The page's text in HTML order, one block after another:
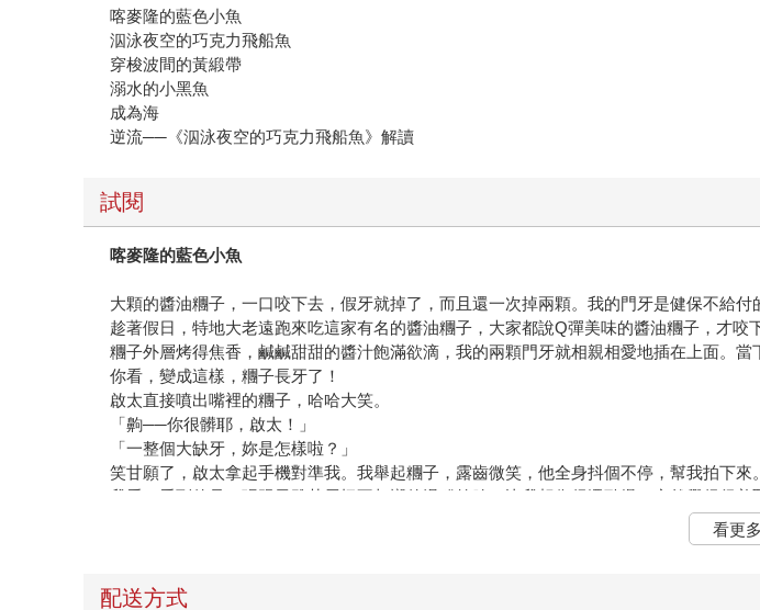
喀麥隆的藍色小魚
泅泳夜空的巧克力飛船魚
穿梭波間的黃緞帶
溺水的小黑魚
成為海
逆流──《泅泳夜空的巧克力飛船魚》解讀
試閱
喀麥隆的藍色小魚
大顆的醬油糰子，一口咬下去，假牙就掉了，而且還一次掉兩顆。我的門牙是健保不給付
趁著假日，特地大老遠跑來吃這家有名的醬油糰子，大家都說Q彈美味的醬油糰子，才咬
糰子外層烤得焦香，鹹鹹甜甜的醬汁飽滿欲滴，我的兩顆門牙就相親相愛地插在上面。
你看，變成這樣，糰子長牙了！
啟太直接噴出嘴裡的糰子，哈哈大笑。
「齁──你很髒耶，啟太！」
「一整個大缺牙，妳是怎樣啦？」
笑甘願了，啟太拿起手機對準我。我舉起糰子，露齒微笑，他全身抖個不停，幫我拍下
我看，看到的是一張跟風雅茶屋極不相襯的滑稽笑臉，比我想像得還勁爆，突然覺得很
我邊告訴他，同時把糰子上的牙拔出來。高中的時候，有兩個不良少年打架，我跳進他
看更多
配送方式